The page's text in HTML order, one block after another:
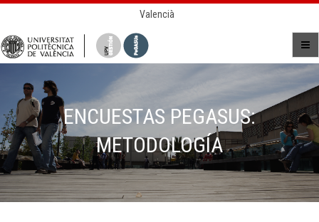
Valencià
ENCUESTAS PEGASUS:
METODOLOGÍA